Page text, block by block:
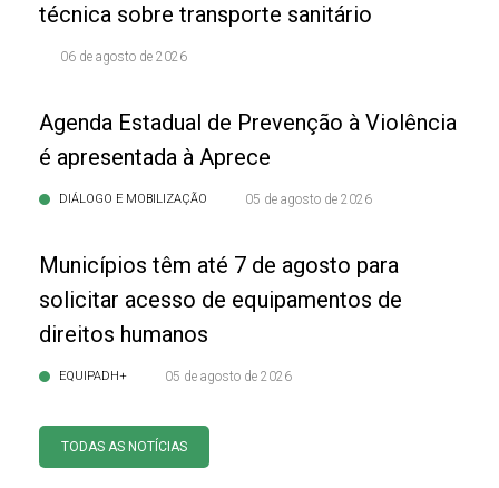
técnica sobre transporte sanitário
06 de agosto de 2026
Agenda Estadual de Prevenção à Violência
é apresentada à Aprece
DIÁLOGO E MOBILIZAÇÃO 05 de agosto de 2026
Municípios têm até 7 de agosto para
solicitar acesso de equipamentos de
direitos humanos
EQUIPADH+ 05 de agosto de 2026
TODAS AS NOTÍCIAS